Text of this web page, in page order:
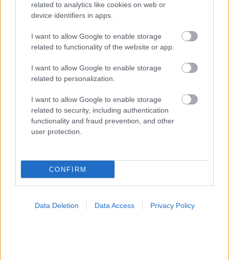
related to analytics like cookies on web or
device identifiers in apps.
I want to allow Google to enable storage
related to functionality of the website or app.
I want to allow Google to enable storage
related to personalization.
I want to allow Google to enable storage
related to security, including authentication
functionality and fraud prevention, and other
user protection.
CONFIRM
Data Deletion Data Access Privacy Policy
Εργαλεία & Quiz
Α’ Βοήθειες
Υπηρεσίες Μελών
Το Βήμα του Ασθενή
Ρωτήστε τους Ειδικούς
Επαγγελματίες Υγείας